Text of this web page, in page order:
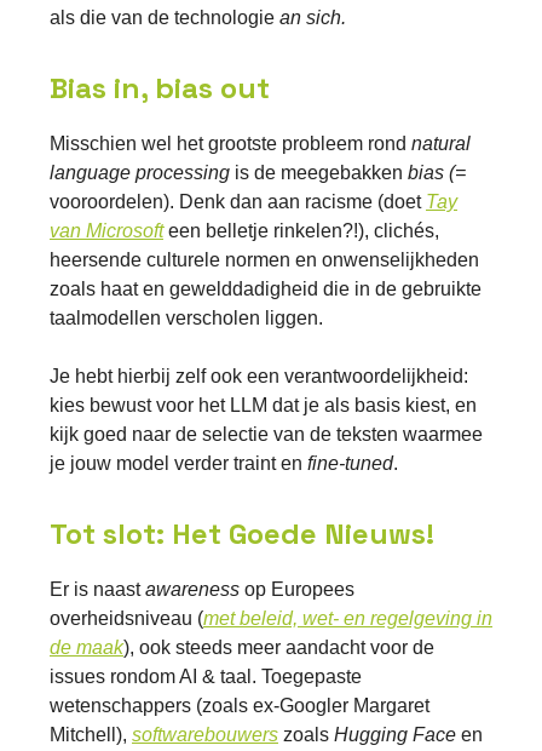
als die van de technologie an sich.
Bias in, bias out
Misschien wel het grootste probleem rond natural
language processing is de meegebakken bias (=
vooroordelen). Denk dan aan racisme (doet Tay
van Microsofteen belletje rinkelen?!), clichés,
heersende culturele normen en onwenselijkheden
zoals haat en gewelddadigheid die in de gebruikte
taalmodellen verscholen liggen.
Je hebt hierbij zelf ook een verantwoordelijkheid:
kies bewust voor het LLM dat je als basis kiest, en
kijk goed naar de selectie van de teksten waarmee
je jouw model verder traint en fine-tuned.
Tot slot: Het Goede Nieuws!
Er is naastawareness op Europees
overheidsniveau (met beleid, wet- en regelgeving in
de maak), ook steeds meer aandacht voor de
issues rondom AI & taal. Toegepaste
wetenschappers (zoals ex-Googler Margaret
Mitchell), softwarebouwers zoals Hugging Face en